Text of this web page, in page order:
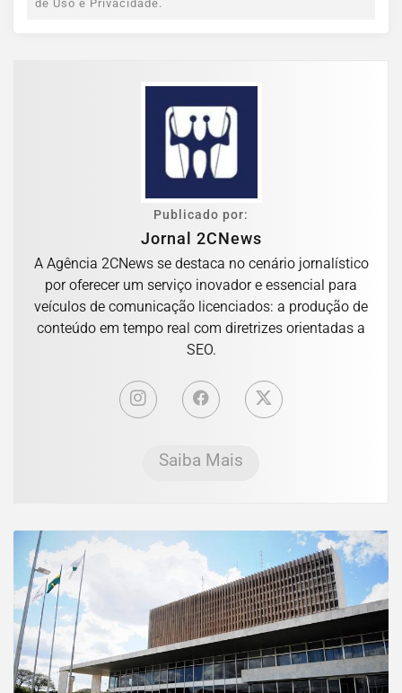
de Uso e Privacidade.
Publicado por:
Jornal 2CNews
A Agência 2CNews se destaca no cenário jornalístico
por oferecer um serviço inovador e essencial para
veículos de comunicação licenciados: a produção de
conteúdo em tempo real com diretrizes orientadas a
SEO.
Saiba Mais